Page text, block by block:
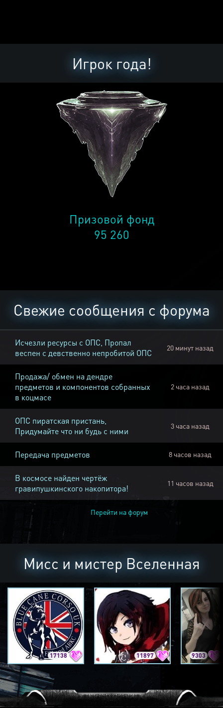
Игрок года!
Призовой фонд
95 260
Свежие сообщения с форума
Исчезли ресурсы с ОПС, Пропал
веспен с девственно непробитой ОПС
20 минут назад
Продажа/ обмен на дендре
предметов и компонентов собранных
в коцмасе
2 часа назад
ОПС пиратская пристань,
Придумайте что ни будь с ними
3 часа назад
Передача предметов 8 часов назад
В космосе найден чертёж
гравипушкинского накопитора!
11 часов назад
Перейти на форум
Мисс и мистер Вселенная
17138 11897 9303